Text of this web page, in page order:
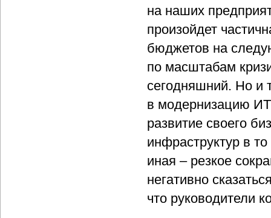
на наших
произойдет
бюджетов на
по масштабам
сегодняшний. Но и
в модернизацию
развитие своего
инфраструктур в
иная – резкое
негативно
что руководители